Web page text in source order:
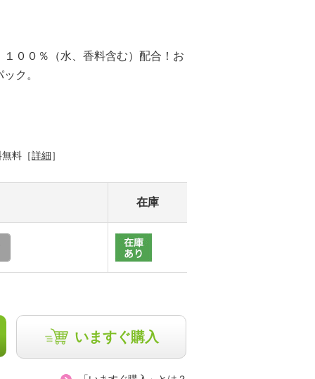
００％（水、香料含む）配合！お
ク。
料［詳細 ］
在庫
いますぐ購入